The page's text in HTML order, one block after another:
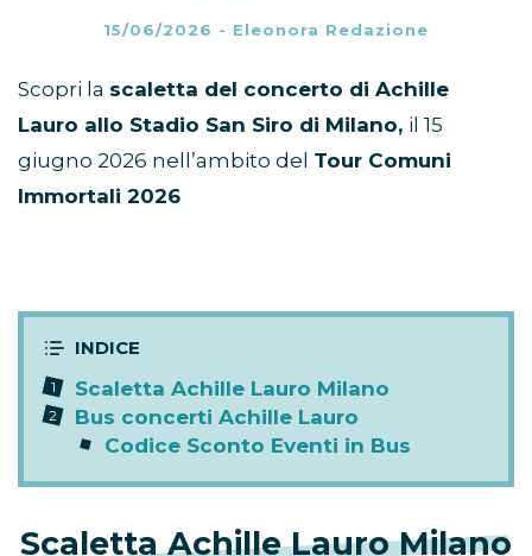
15/06/2026 - Eleonora Redazione
Scopri la scaletta del concerto di Achille
Lauro allo Stadio San Siro di Milano, il 15
giugno 2026 nell’ambito del Tour Comuni
Immortali 2026
Scaletta Achille Lauro Milano
Bus concerti Achille Lauro
Codice Sconto Eventi in Bus
Scaletta Achille Lauro Milano